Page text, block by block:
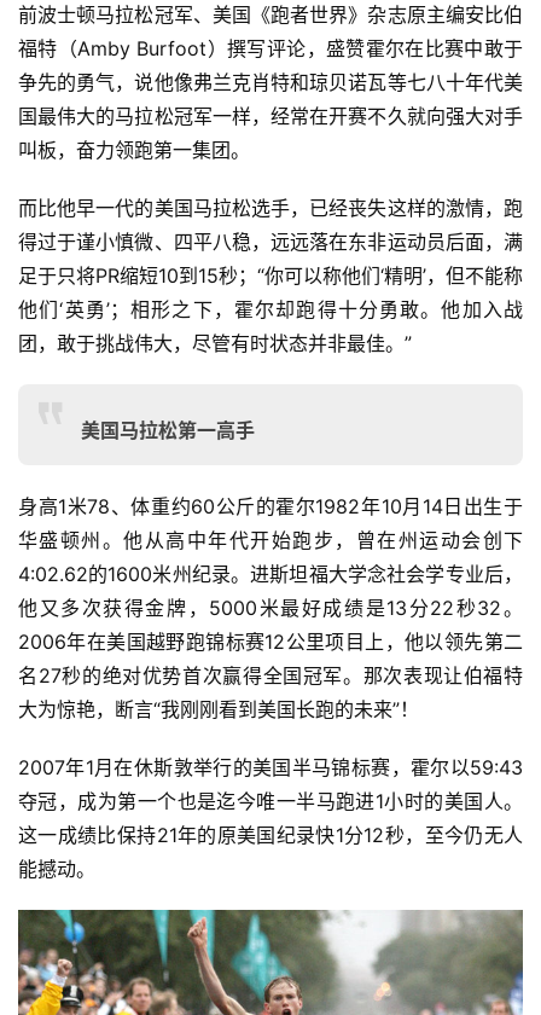
前波士顿马拉松冠军、美国《跑者世界》杂志原主编安比伯
福特（Amby Burfoot）撰写评论，盛赞霍尔在比赛中敢于
争先的勇气，说他像弗兰克肖特和琼贝诺瓦等七八十年代美
国最伟大的马拉松冠军一样，经常在开赛不久就向强大对手
叫板，奋力领跑第一集团。
而比他早一代的美国马拉松选手，已经丧失这样的激情，跑
得过于谨小慎微、四平八稳，远远落在东非运动员后面，满
足于只将PR缩短10到15秒；“你可以称他们‘精明’，但不能称
他们‘英勇’；相形之下，霍尔却跑得十分勇敢。他加入战
团，敢于挑战伟大，尽管有时状态并非最佳。”
美国马拉松第一高手
身高1米78、体重约60公斤的霍尔1982年10月14日出生于
华盛顿州。他从高中年代开始跑步，曾在州运动会创下
4:02.62的1600米州纪录。进斯坦福大学念社会学专业后，
他又多次获得金牌，5000米最好成绩是13分22秒32。
2006年在美国越野跑锦标赛12公里项目上，他以领先第二
名27秒的绝对优势首次赢得全国冠军。那次表现让伯福特
大为惊艳，断言“我刚刚看到美国长跑的未来”！
2007年1月在休斯敦举行的美国半马锦标赛，霍尔以59:43
夺冠，成为第一个也是迄今唯一半马跑进1小时的美国人。
这一成绩比保持21年的原美国纪录快1分12秒，至今仍无人
能撼动。